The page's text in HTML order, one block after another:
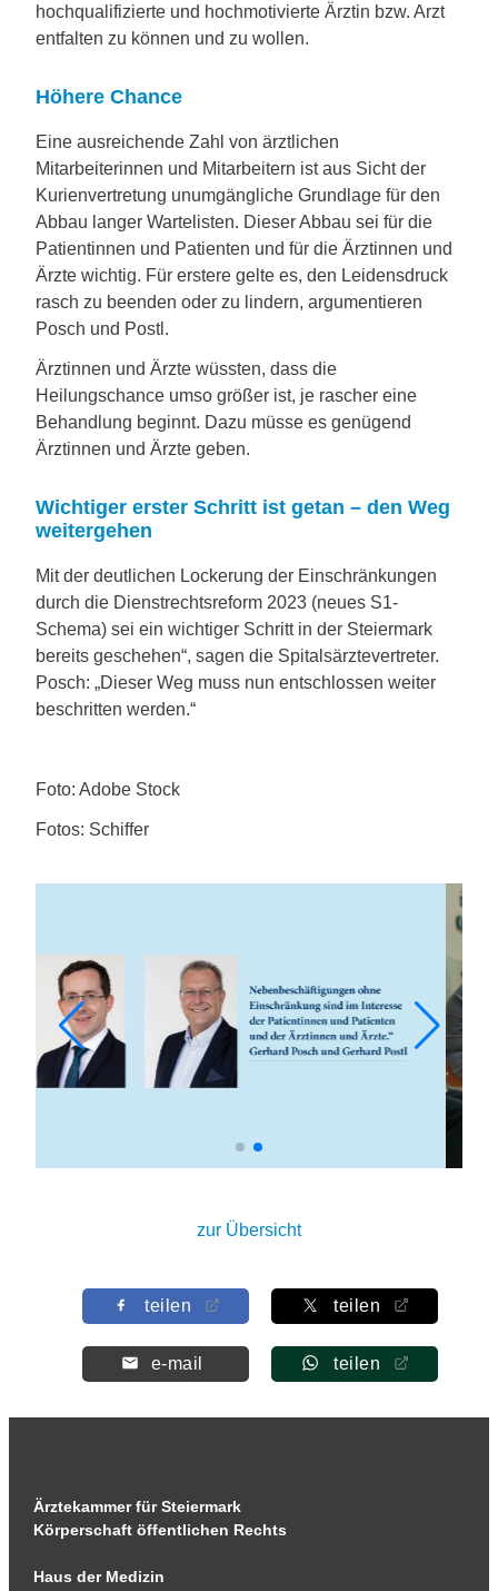
hochqualifizierte und hochmotivierte Ärztin bzw. Arzt
entfalten zu können und zu wollen.
Höhere Chance
Eine ausreichende Zahl von ärztlichen
Mitarbeiterinnen und Mitarbeitern ist aus Sicht der
Kurienvertretung unumgängliche Grundlage für den
Abbau langer Wartelisten. Dieser Abbau sei für die
Patientinnen und Patienten und für die Ärztinnen und
Ärzte wichtig. Für erstere gelte es, den Leidensdruck
rasch zu beenden oder zu lindern, argumentieren
Posch und Postl.
Ärztinnen und Ärzte wüssten, dass die
Heilungschance umso größer ist, je rascher eine
Behandlung beginnt. Dazu müsse es genügend
Ärztinnen und Ärzte geben.
Wichtiger erster Schritt ist getan – den Weg
weitergehen
Mit der deutlichen Lockerung der Einschränkungen
durch die Dienstrechtsreform 2023 (neues S1-
Schema) sei ein wichtiger Schritt in der Steiermark
bereits geschehen“, sagen die Spitalsärztevertreter.
Posch: „Dieser Weg muss nun entschlossen weiter
beschritten werden.“
Foto: Adobe Stock
Fotos: Schiffer
zur Übersicht
teilen teilen
e-mail teilen
Ärztekammer für Steiermark
Körperschaft öffentlichen Rechts
Haus der Medizin